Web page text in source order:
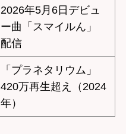
2026年5月6日デビュ
ー曲「スマイルん」
配信
「プラネタリウム」
420万再生超え（2024
年）